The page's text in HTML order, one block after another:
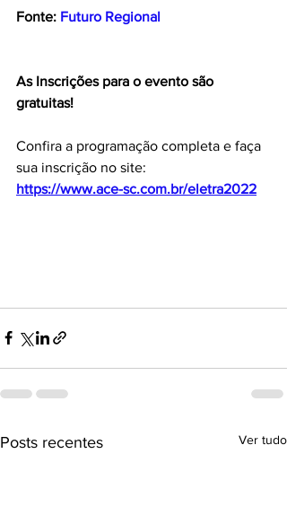
Fonte: Futuro Regional
As Inscrições para o evento são
gratuitas!
Confira a programação completa e faça
sua inscrição no site:
https://www.ace-sc.com.br/eletra2022
Posts recentes Ver tudo